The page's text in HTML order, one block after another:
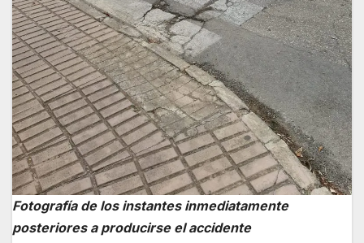
Fotografía de los instantes inmediatamente
posteriores a producirse el accidente